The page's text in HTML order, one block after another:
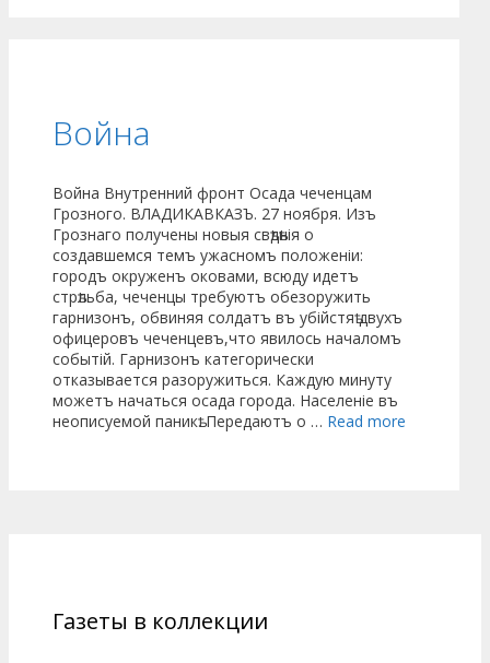
Война
Война Внутренний фронт Осада чеченцам
Грозного. ВЛАДИКАВКАЗЪ. 27 ноября. Изъ
Грознаго получены новыя свѣдѣнія о
создавшемся темъ ужасномъ положеніи:
городъ окруженъ оковами, всюду идетъ
стрѣльба, чеченцы требуютъ обезоружить
гарнизонъ, обвиняя солдатъ въ убійстяѣ двухъ
офицеровъ чеченцевъ,что явилось началомъ
событій. Гарнизонъ категорически
отказывается разоружиться. Каждую минуту
можетъ начаться осада города. Населеніе въ
неописуемой паникѣ. Передаютъ о … Read more
Газеты в коллекции